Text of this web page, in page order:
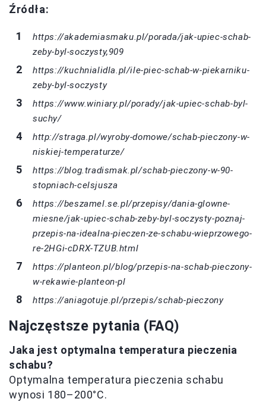
Źródła:
https://akademiasmaku.pl/porada/jak-upiec-schab-
zeby-byl-soczysty,909
https://kuchnialidla.pl/ile-piec-schab-w-piekarniku-
zeby-byl-soczysty
https://www.winiary.pl/porady/jak-upiec-schab-byl-
suchy/
http://straga.pl/wyroby-domowe/schab-pieczony-w-
niskiej-temperaturze/
https://blog.tradismak.pl/schab-pieczony-w-90-
stopniach-celsjusza
https://beszamel.se.pl/przepisy/dania-glowne-
miesne/jak-upiec-schab-zeby-byl-soczysty-poznaj-
przepis-na-idealna-pieczen-ze-schabu-wieprzowego-
re-2HGi-cDRX-TZUB.html
https://planteon.pl/blog/przepis-na-schab-pieczony-
w-rekawie-planteon-pl
https://aniagotuje.pl/przepis/schab-pieczony
Najczęstsze pytania (FAQ)
Jaka jest optymalna temperatura pieczenia
schabu?
Optymalna temperatura pieczenia schabu
wynosi 180–200°C.